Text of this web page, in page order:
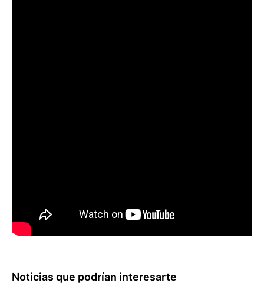
Noticias que podrían interesarte